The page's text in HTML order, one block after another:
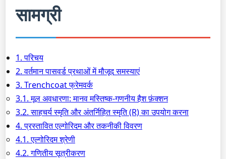
सामग्री
1. परिचय
2. वर्तमान पासवर्ड प्रथाओं में मौजूद समस्याएं
3. Trenchcoat फ्रेमवर्क
3.1. मूल अवधारणा: मानव मस्तिष्क-गणनीय हैश फ़ंक्शन
3.2. साहचर्य स्मृति और अंतर्निहित स्मृति (R) का उपयोग करना
4. प्रस्तावित एल्गोरिदम और तकनीकी विवरण
4.1. एल्गोरिदम श्रेणी
4.2. गणितीय सूत्रीकरण